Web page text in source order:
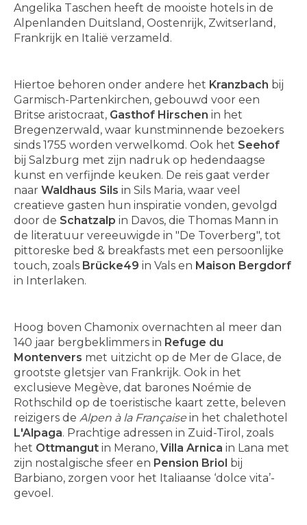
Angelika Taschen heeft de mooiste hotels in de
Alpenlanden Duitsland, Oostenrijk, Zwitserland,
Frankrijk en Italië verzameld.
Hiertoe behoren onder andere het Kranzbach bij
Garmisch-Partenkirchen, gebouwd voor een
Britse aristocraat, Gasthof Hirschen in het
Bregenzerwald, waar kunstminnende bezoekers
sinds 1755 worden verwelkomd. Ook het Seehof
bij Salzburg met zijn nadruk op hedendaagse
kunst en verfijnde keuken. De reis gaat verder
naar Waldhaus Sils in Sils Maria, waar veel
creatieve gasten hun inspiratie vonden, gevolgd
door de Schatzalp in Davos, die Thomas Mann in
de literatuur vereeuwigde in "De Toverberg", tot
pittoreske bed & breakfasts met een persoonlijke
touch, zoals Brücke49 in Vals en Maison Bergdorf
in Interlaken.
Hoog boven Chamonix overnachten al meer dan
140 jaar bergbeklimmers in Refuge du
Montenvers met uitzicht op de Mer de Glace, de
grootste gletsjer van Frankrijk. Ook in het
exclusieve Megève, dat barones Noémie de
Rothschild op de toeristische kaart zette, beleven
reizigers de Alpen à la Française in het chalethotel
L'Alpaga. Prachtige adressen in Zuid-Tirol, zoals
het Ottmangut in Merano, Villa Arnica in Lana met
zijn nostalgische sfeer en Pension Briol bij
Barbiano, zorgen voor het Italiaanse ‘dolce vita’-
gevoel.